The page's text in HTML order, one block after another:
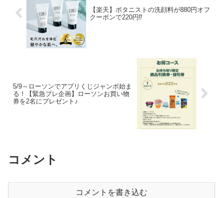
【楽天】ボタニストの洗顔料が880円オフ
クーポンで220円⁉
5/9～ローソンでアプリくじジャンボ始ま
る！【緊急プレ企画】ローソンお買い物
券を2名にプレゼント♪
コメント
コメントを書き込む